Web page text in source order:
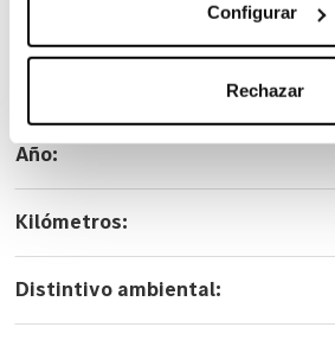
Configurar
Rechazar
Año:
Kilómetros:
Distintivo ambiental: